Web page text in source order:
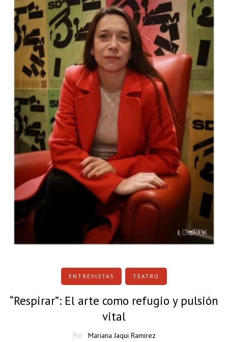
ENTREVISTAS TEATRO
“Respirar”: El arte como refugio y pulsión
vital
Por
Mariana Jaqui Ramirez